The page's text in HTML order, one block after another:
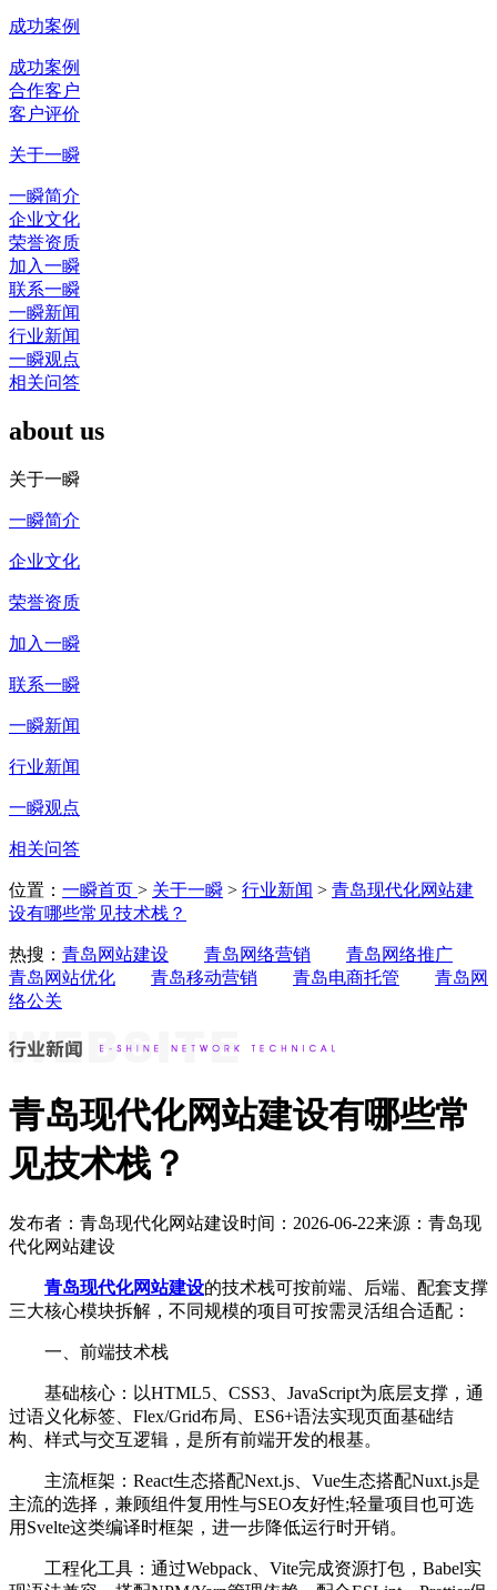
成功案例
成功案例
合作客户
客户评价
关于一瞬
一瞬简介
企业文化
荣誉资质
加入一瞬
联系一瞬
一瞬新闻
行业新闻
一瞬观点
相关问答
about us
关于一瞬
一瞬简介
企业文化
荣誉资质
加入一瞬
联系一瞬
一瞬新闻
行业新闻
一瞬观点
相关问答
位置： 一瞬首页 > 关于一瞬 > 行业新闻 > 青岛现代化网站建
设有哪些常见技术栈？
热搜： 青岛网站建设 青岛网络营销
青岛网络推广
青岛网站优化
青岛移动营销 青岛电商托管
青岛网
络公关
青岛现代化网站建设有哪些常
见技术栈？
发布者：青岛现代化网站建设时间：2026-06-22来源：青岛现
代化网站建设
青岛现代化网站建设的技术栈可按前端、后端、配套支撑
三大核心模块拆解，不同规模的项目可按需灵活组合适配：
一、前端技术栈
基础核心：以HTML5、CSS3、JavaScript为底层支撑，通
过语义化标签、Flex/Grid布局、ES6+语法实现页面基础结
构、样式与交互逻辑，是所有前端开发的根基。
主流框架：React生态搭配Next.js、Vue生态搭配Nuxt.js是
主流的选择，兼顾组件复用性与SEO友好性;轻量项目也可选
用Svelte这类编译时框架，进一步降低运行时开销。
工程化工具：通过Webpack、Vite完成资源打包，Babel实